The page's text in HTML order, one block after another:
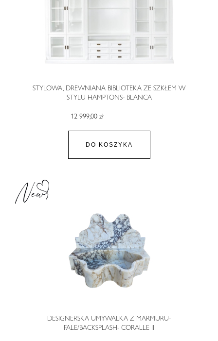
STYLOWA, DREWNIANA BIBLIOTEKA ZE SZKŁEM W
STYLU HAMPTONS- BLANCA
12 999,00 zł
DO KOSZYKA
DESIGNERSKA UMYWALKA Z MARMURU-
FALE/BACKSPLASH- CORALLE II